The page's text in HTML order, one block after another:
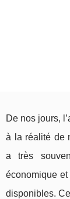
De nos jours,
à la réalité de
a très
économique et
disponibles.